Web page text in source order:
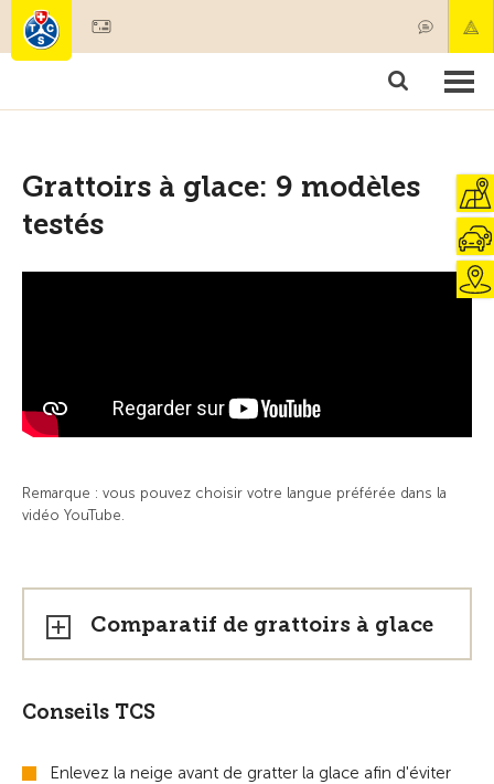
Membres & prestations
Grattoirs à glace: 9 modèles
testés
Remarque : vous pouvez choisir votre langue préférée dans la
vidéo YouTube.
Comparatif de grattoirs à glace
Conseils TCS
Enlevez la neige avant de gratter la glace afin d'éviter